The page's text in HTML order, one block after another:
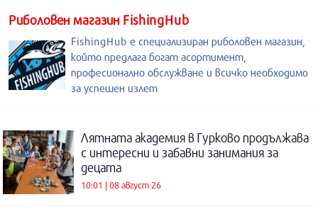
Риболовен магазин FishingHub
FishingHub е специализиран риболовен магазин,
който предлага богат асортимент,
професионално обслужване и всичко необходимо
за успешен излет
Лятната академия в Гурково продължава
с интересни и забавни занимания за
децата
10:01 | 08 август 26